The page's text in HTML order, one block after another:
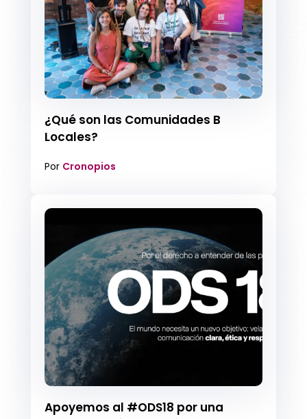
¿Qué son las Comunidades B
Locales?
Por Cronopios
Apoyemos al #ODS18 por una